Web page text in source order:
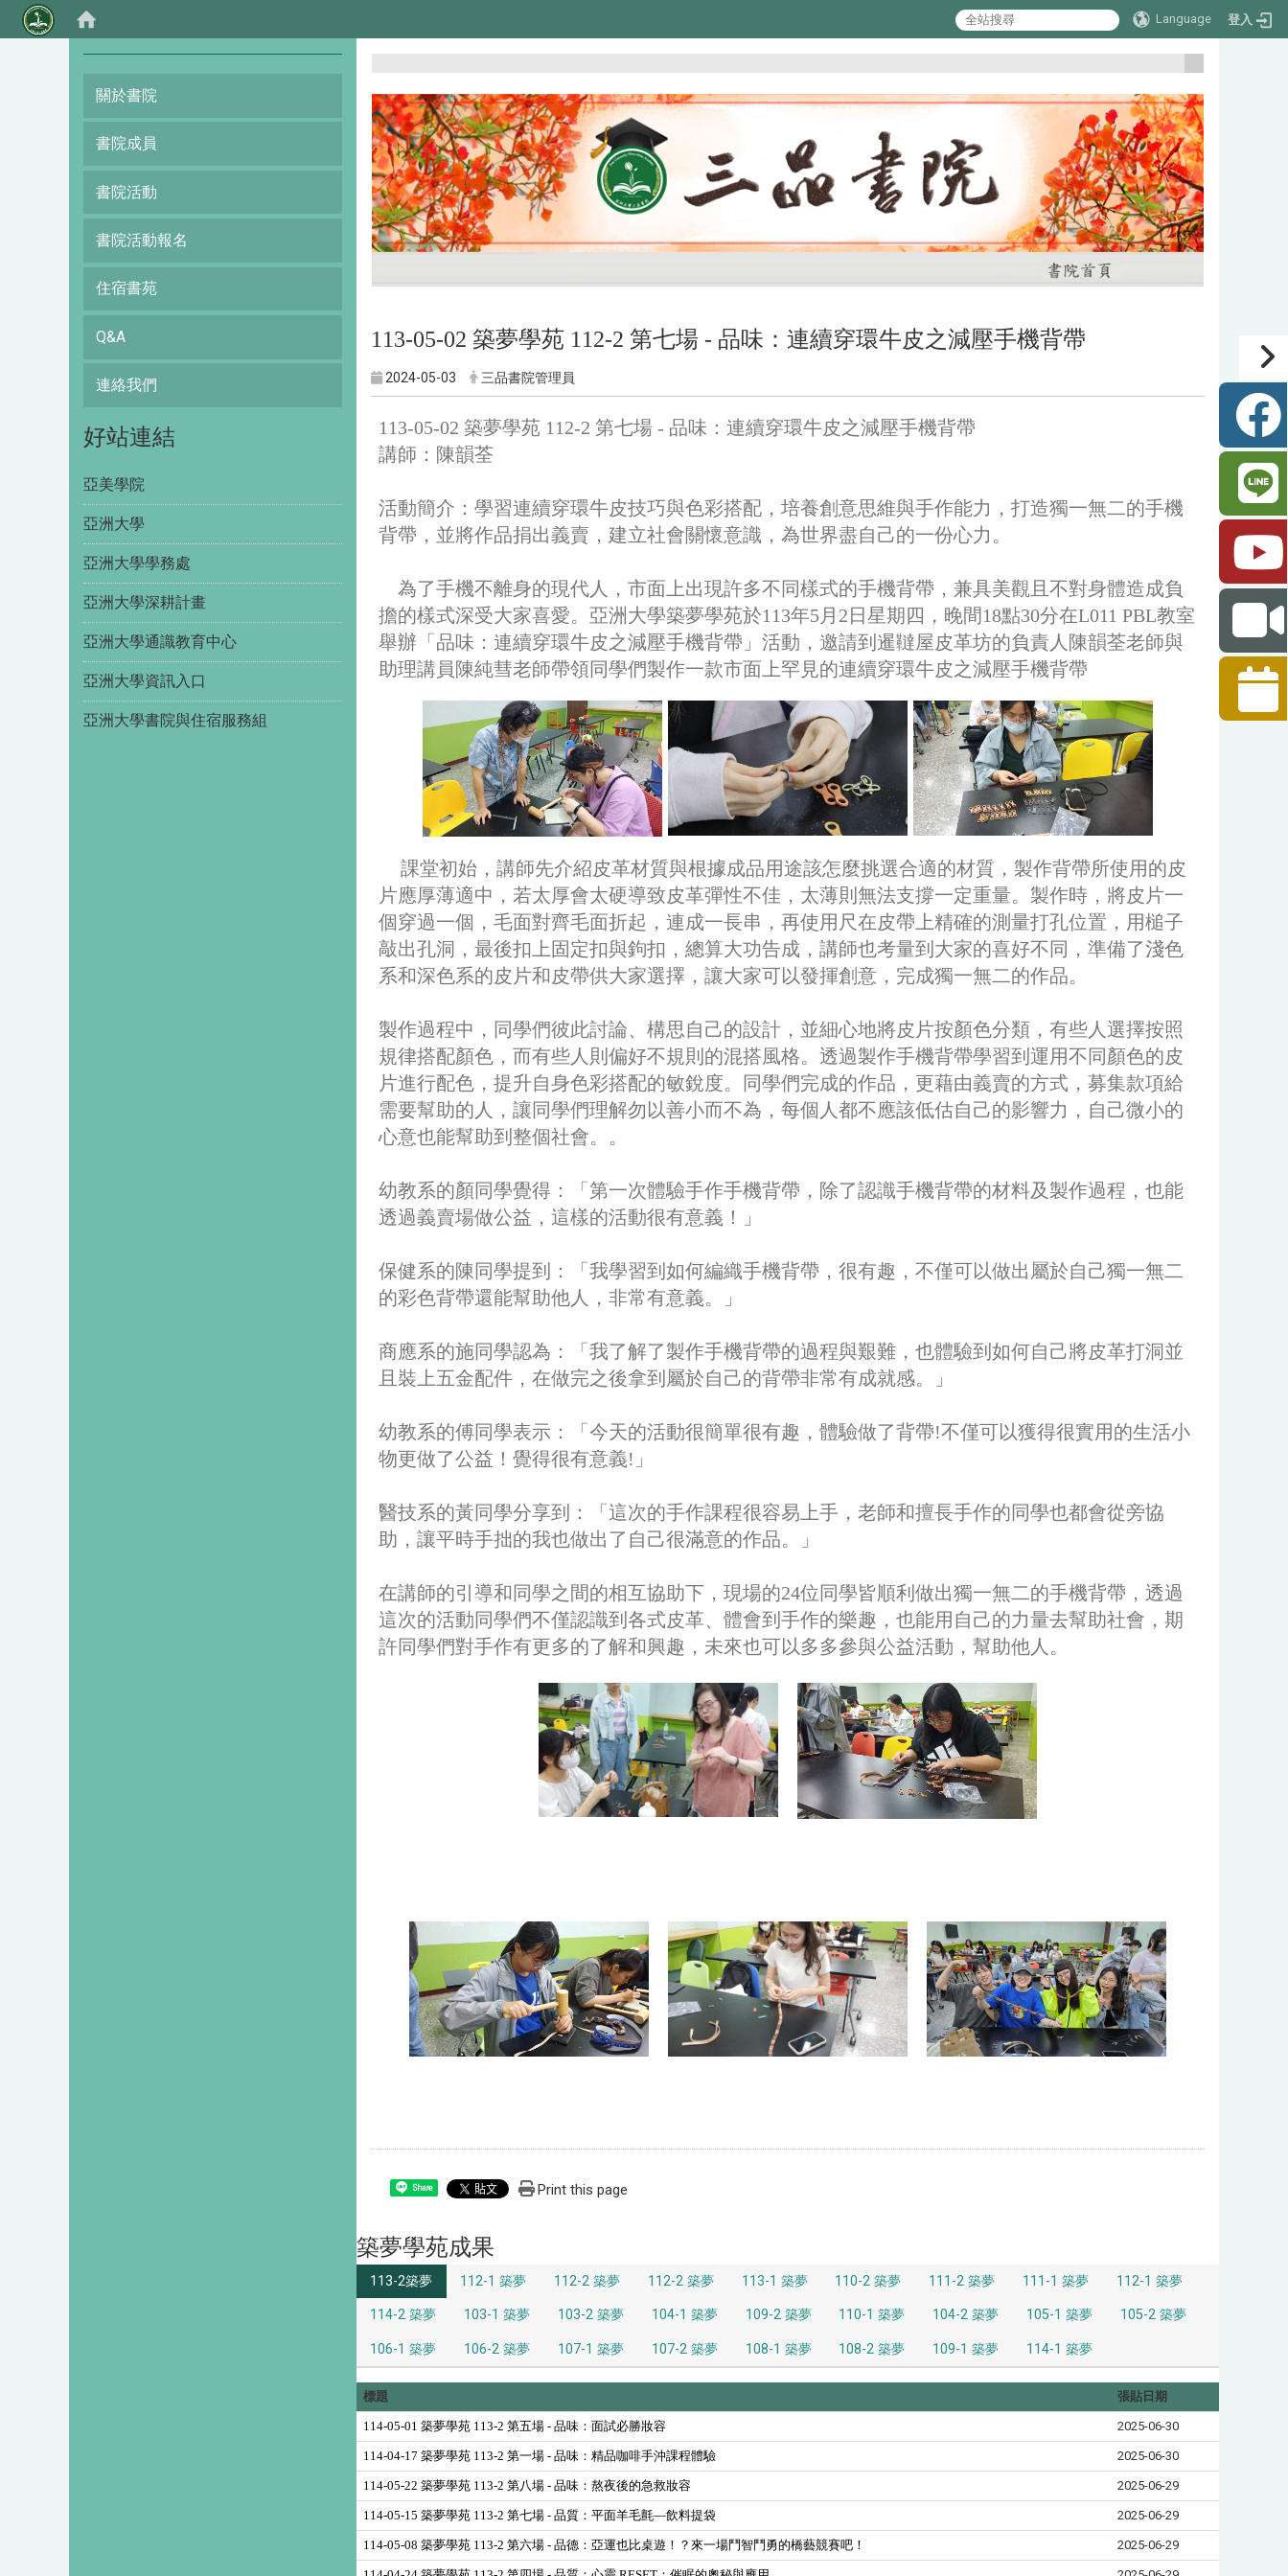
Language 登入
:::
關於書院
書院成員
書院活動
書院活動報名
住宿書苑
Q&A
連絡我們
好站連結
亞美學院
亞洲大學
亞洲大學學務處
亞洲大學深耕計畫
亞洲大學通識教育中心
亞洲大學資訊入口
亞洲大學書院與住宿服務組
113-05-02 築夢學苑 112-2 第七場 - 品味：連續穿環牛皮之減壓手機背帶
2024-05-03 三品書院管理員
113-05-02 築夢學苑 112-2 第七場 - 品味：連續穿環牛皮之減壓手機背帶
講師：陳韻荃
活動簡介： 學習連續穿環牛皮技巧與色彩搭配，培養創意思維與手作能力，打造獨一無二的手機
背帶，並將作品捐出義賣，建立社會關懷意識，為世界盡自己的一份心力。
為了手機不離身的現代人，市面上出現許多不同樣式的手機背帶，兼具美觀且不對身體造成負
擔的樣式深受大家喜愛。亞洲大學築夢學苑於113年5月2日星期四，晚間18點30分在L011 PBL教室
舉辦「品味：連續穿環牛皮之減壓手機背帶」活動，邀請到暹韃屋皮革坊的負責人陳韻荃老師與
助理講員陳純彗老師帶領同學們製作一款市面上罕見的連續穿環牛皮之減壓手機背帶
課堂初始，講師先介紹皮革材質與根據成品用途該怎麼挑選合適的材質，製作背帶所使用的皮
片應厚薄適中，若太厚會太硬導致皮革彈性不佳，太薄則無法支撐一定重量。製作時，將皮片一
個穿過一個，毛面對齊毛面折起，連成一長串，再使用尺在皮帶上精確的測量打孔位置，用槌子
敲出孔洞，最後扣上固定扣與鉤扣，總算大功告成，講師也考量到大家的喜好不同，準備了淺色
系和深色系的皮片和皮帶供大家選擇，讓大家可以發揮創意，完成獨一無二的作品。
製作過程中，同學們彼此討論、構思自己的設計，並細心地將皮片按顏色分類，有些人選擇按照
規律搭配顏色，而有些人則偏好不規則的混搭風格。透過製作手機背帶學習到運用不同顏色的皮
片進行配色，提升自身色彩搭配的敏銳度。同學們完成的作品，更藉由義賣的方式，募集款項給
需要幫助的人，讓同學們理解勿以善小而不為，每個人都不應該低估自己的影響力，自己微小的
心意也能幫助到整個社會。。
幼教系的顏同學覺得：「第一次體驗手作手機背帶，除了認識手機背帶的材料及製作過程，也能
透過義賣場做公益，這樣的活動很有意義！」
保健系的陳同學提到：「我學習到如何編織手機背帶，很有趣，不僅可以做出屬於自己獨一無二
的彩色背帶還能幫助他人，非常有意義。」
商應系的施同學認為：「我了解了製作手機背帶的過程與艱難，也體驗到如何自己將皮革打洞並
且裝上五金配件，在做完之後拿到屬於自己的背帶非常有成就感。」
幼教系的傅同學表示：「今天的活動很簡單很有趣，體驗做了背帶!不僅可以獲得很實用的生活小
物更做了公益！覺得很有意義!」
醫技系的黃同學分享到：「這次的手作課程很容易上手，老師和擅長手作的同學也都會從旁協
助，讓平時手拙的我也做出了自己很滿意的作品。」
在講師的引導和同學之間的相互協助下，現場的24位同學皆順利做出獨一無二的手機背帶，透過
這次的活動同學們不僅認識到各式皮革、體會到手作的樂趣，也能用自己的力量去幫助社會，期
許同學們對手作有更多的了解和興趣，未來也可以多多參與公益活動，幫助他人。
Share Print this page
築夢學苑成果
113-2築夢 112-1 築夢 112-2 築夢 112-2 築夢 113-1 築夢 110-2 築夢 111-2 築夢 111-1 築夢 112-1 築夢
114-2 築夢 103-1 築夢 103-2 築夢 104-1 築夢 109-2 築夢 110-1 築夢 104-2 築夢 105-1 築夢 105-2 築夢
106-1 築夢 106-2 築夢 107-1 築夢 107-2 築夢 108-1 築夢 108-2 築夢 109-1 築夢 114-1 築夢
標題 張貼日期
114-05-01 築夢學苑 113-2 第五場 - 品味：面試必勝妝容 2025-06-30
114-04-17 築夢學苑 113-2 第一場 - 品味：精品咖啡手沖課程體驗 2025-06-30
114-05-22 築夢學苑 113-2 第八場 - 品味：熬夜後的急救妝容 2025-06-29
114-05-15 築夢學苑 113-2 第七場 - 品質：平面羊毛氈—飲料提袋 2025-06-29
114-05-08 築夢學苑 113-2 第六場 - 品德：亞運也比桌遊！？來一場鬥智鬥勇的橋藝競賽吧！ 2025-06-29